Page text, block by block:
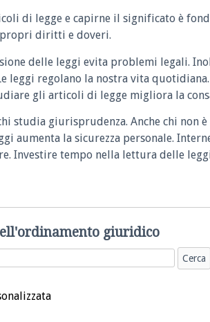
di legge e capirne il significato è
propri diritti e doveri.
delle leggi evita problemi legali.
leggi regolano la nostra vita
gli articoli di legge migliora la
studia giurisprudenza. Anche chi non
aumenta la sicurezza personale.
Investire tempo nella lettura delle
giuridico